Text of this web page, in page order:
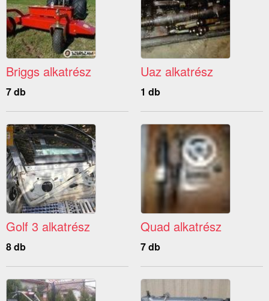
Briggs alkatrész
7 db
Uaz alkatrész
1 db
Golf 3 alkatrész
8 db
Quad alkatrész
7 db